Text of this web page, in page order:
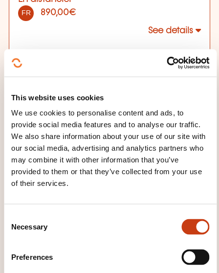
This website uses cookies
We use cookies to personalise content and ads, to
provide social media features and to analyse our traffic.
We also share information about your use of our site with
our social media, advertising and analytics partners who
may combine it with other information that you’ve
provided to them or that they’ve collected from your use
of their services.
Necessary
Preferences
FR 890,00€
See details
Registration deadline
24.09.2026
Register
03.11.2026
En distanciel
FR 890,00€